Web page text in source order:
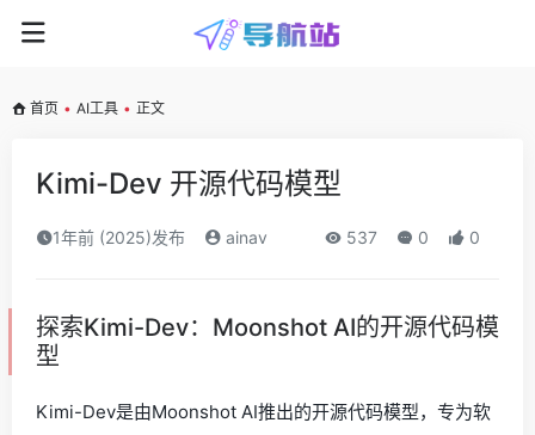
首页 • AI工具 • 正文
Kimi-Dev 开源代码模型
1年前 (2025)发布 ainav 537 0 0
探索Kimi-Dev：Moonshot AI的开源代码模
型
Kimi-Dev是由Moonshot AI推出的开源代码模型，专为软